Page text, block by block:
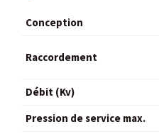
Conception
Raccordement
Débit (Kv)
Pression de service max.